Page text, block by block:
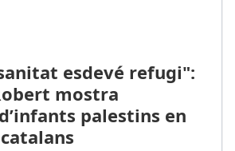
esdevé refugi":
mostra
palestins en